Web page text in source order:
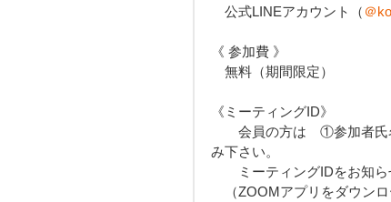
公式LINEアカウント（ ＠
《 参加費 》
無料（期間限定）
《ミーティングID》
会員の方は　①参加者氏
み下さい。
ミーティングIDをお知ら
（ZOOMアプリをダウンロ